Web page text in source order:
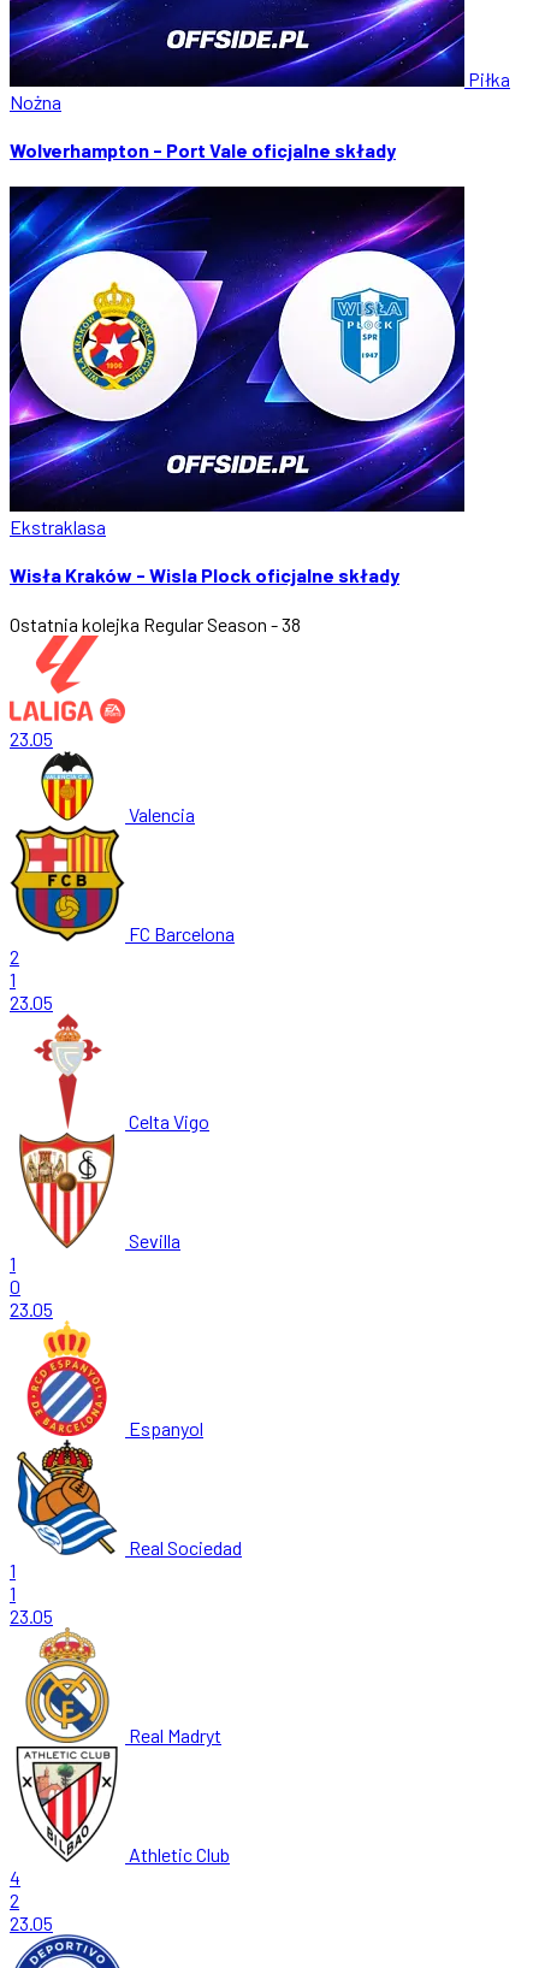
Piłka
Nożna
Wolverhampton - Port Vale oficjalne składy
Ekstraklasa
Wisła Kraków - Wisla Plock oficjalne składy
Ostatnia kolejka Regular Season - 38
23.05
Valencia
FC Barcelona
2
1
23.05
Celta Vigo
Sevilla
1
0
23.05
Espanyol
Real Sociedad
1
1
23.05
Real Madryt
Athletic Club
4
2
23.05